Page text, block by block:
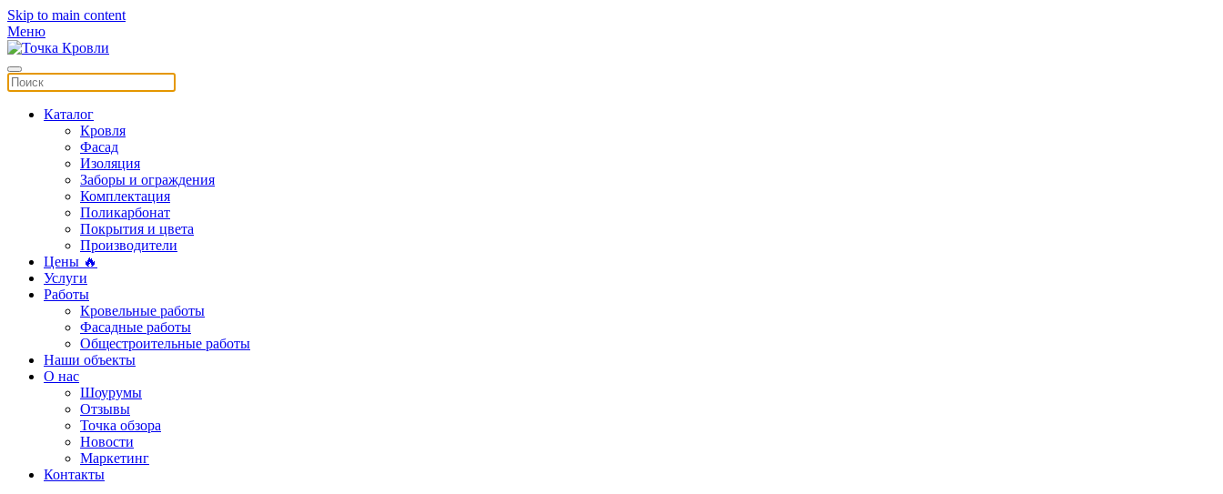
Skip to main content
Меню
Каталог
Кровля
Фасад
Изоляция
Заборы и ограждения
Комплектация
Поликарбонат
Покрытия и цвета
Производители
Цены 🔥
Услуги
Работы
Кровельные работы
Фасадные работы
Общестроительные работы
Наши объекты
О нас
Шоурумы
Отзывы
Точка обзора
Новости
Маркетинг
Контакты